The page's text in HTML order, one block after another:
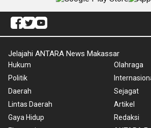
Jelajahi ANTARA News Makassar
Hukum
Politik
Daerah
Lintas Daerah
Gaya Hidup
Olahraga
Sejagat
Artikel
Redaksi